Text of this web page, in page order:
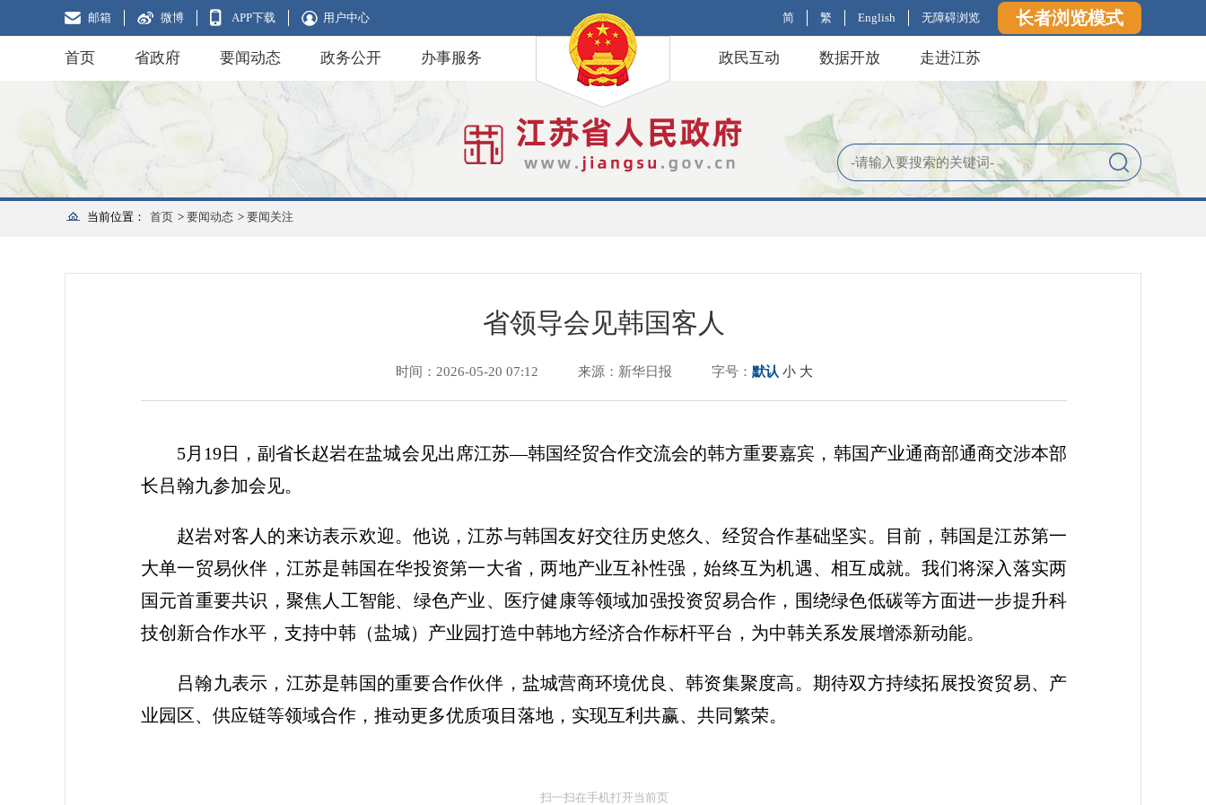
邮箱 微博 APP下载 用户中心 简 繁 English 无障碍浏览 长者浏览模式
首页 省政府 要闻动态 政务公开 办事服务 政民互动 数据开放 走进江苏
当前位置： 首页 > 要闻动态 > 要闻关注
省领导会见韩国客人
时间：2026-05-20 07:12 来源：新华日报 字号： 默认 小 大
5月19日，副省长赵岩在盐城会见出席江苏—韩国经贸合作交流会的韩方重要嘉宾，韩国产业通商部通商交涉本部
长吕翰九参加会见。
赵岩对客人的来访表示欢迎。他说，江苏与韩国友好交往历史悠久、经贸合作基础坚实。目前，韩国是江苏第一
大单一贸易伙伴，江苏是韩国在华投资第一大省，两地产业互补性强，始终互为机遇、相互成就。我们将深入落实两
国元首重要共识，聚焦人工智能、绿色产业、医疗健康等领域加强投资贸易合作，围绕绿色低碳等方面进一步提升科
技创新合作水平，支持中韩（盐城）产业园打造中韩地方经济合作标杆平台，为中韩关系发展增添新动能。
吕翰九表示，江苏是韩国的重要合作伙伴，盐城营商环境优良、韩资集聚度高。期待双方持续拓展投资贸易、产
业园区、供应链等领域合作，推动更多优质项目落地，实现互利共赢、共同繁荣。
扫一扫在手机打开当前页